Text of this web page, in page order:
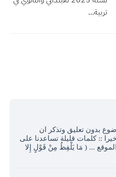
تربية...
بدون تعليق وتذكر ان
:: كلمات قليلة تساعدنا على
... ( مَا يَلْفِظُ مِنْ قَوْلٍ إِلا